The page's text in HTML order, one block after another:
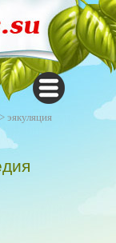
> эякуляция